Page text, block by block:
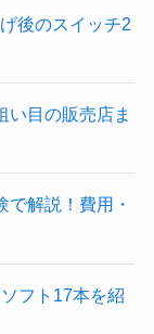
後のスイッチ2
い目の販売店ま
解説！費用・
フト17本を紹